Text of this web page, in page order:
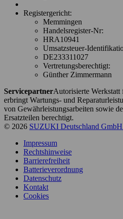
Registergericht:
Memmingen
Handelsregister-Nr:
HRA10941
Umsatzsteuer-
DE233311027
Vertretungsberechtigt:
Günther Zimmermann
ServicepartnerAutorisierte
erbringt Wartungs- und
von Gewährleistungsarbeiten sowie
Ersatzteilen berechtigt.
© 2026 SUZUKI Deutschland
Impressum
Rechtshinweise
Barrierefreiheit
Batterieverordnung
Datenschutz
Kontakt
Cookies